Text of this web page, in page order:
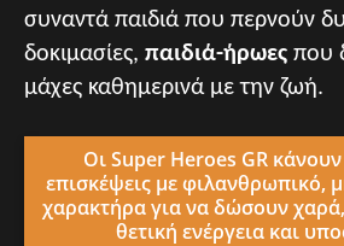
συναντά παιδιά που περνούν
δοκιμασίες, παιδιά-ήρωες που
μάχες καθημερινά με την ζωή.
Οι Super Heroes GR κάνουν
επισκέψεις με φιλανθρωπικό,
χαρακτήρα για να δώσουν
θετική ενέργεια και